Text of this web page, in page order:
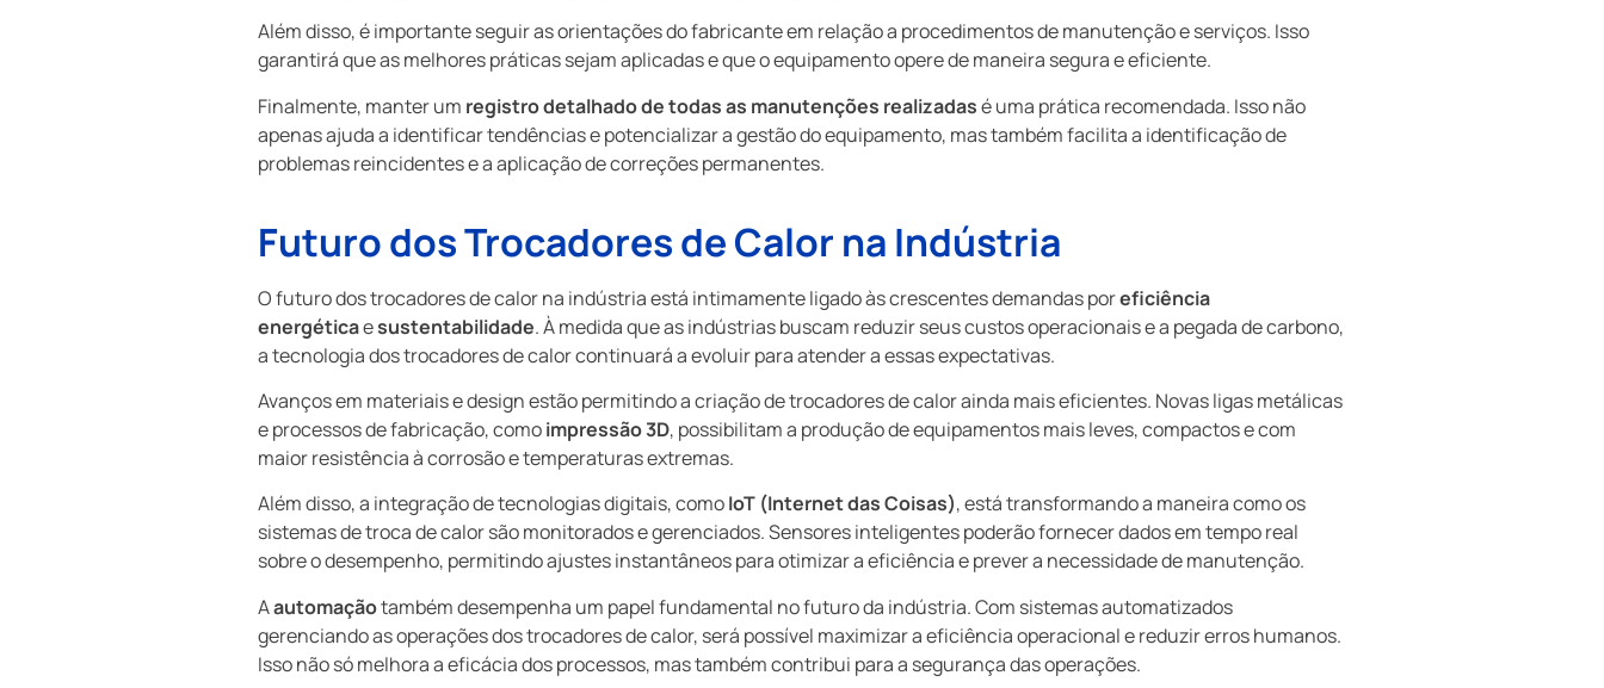
Além disso, é importante seguir as orientações do fabricante em relação a procedimentos de manutenção e serviços. Isso
garantirá que as melhores práticas sejam aplicadas e que o equipamento opere de maneira segura e eficiente.
Finalmente, manter um registro detalhado de todas as manutenções realizadasé uma prática recomendada. Isso não
apenas ajuda a identificar tendências e potencializar a gestão do equipamento, mas também facilita a identificação de
problemas reincidentes e a aplicação de correções permanentes.
Futuro dos Trocadores de Calor na Indústria
O futuro dos trocadores de calor na indústria está intimamente ligado às crescentes demandas poreficiência
energéticaesustentabilidade. À medida que as indústrias buscam reduzir seus custos operacionais e a pegada de carbono,
a tecnologia dos trocadores de calor continuará a evoluir para atender a essas expectativas.
Avanços em materiais e design estão permitindo a criação de trocadores de calor ainda mais eficientes. Novas ligas metálicas
e processos de fabricação, comoimpressão 3D, possibilitam a produção de equipamentos mais leves, compactos e com
maior resistência à corrosão e temperaturas extremas.
Além disso, a integração de tecnologias digitais, comoIoT (Internet das Coisas), está transformando a maneira como os
sistemas de troca de calor são monitorados e gerenciados. Sensores inteligentes poderão fornecer dados em tempo real
sobre o desempenho, permitindo ajustes instantâneos para otimizar a eficiência e prever a necessidade de manutenção.
Aautomaçãotambém desempenha um papel fundamental no futuro da indústria. Com sistemas automatizados
gerenciando as operações dos trocadores de calor, será possível maximizar a eficiência operacional e reduzir erros humanos.
Isso não só melhora a eficácia dos processos, mas também contribui para a segurança das operações.